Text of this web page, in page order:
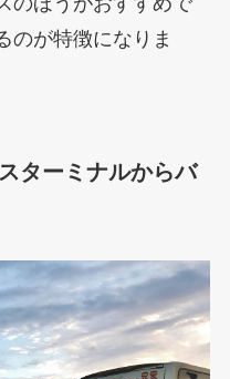
のが特徴になりま
ターミナルからバ